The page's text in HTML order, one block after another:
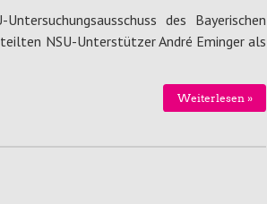
des Bayerischen
NSU-Unterstützer André Eminger als
Weiterlesen »